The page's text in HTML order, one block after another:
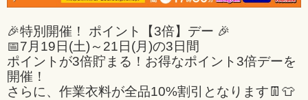
🎉特別開催！ ポイント【3倍】デー 🎉
📅7月19日(土)～21日(月)の3日間
ポイントが3倍貯まる！お得なポイント3倍デーを
開催！
さらに、作業衣料が全品10%割引となります👖👕